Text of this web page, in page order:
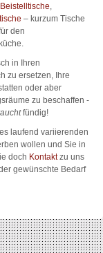
Beistelltische,
– kurzum Tische
den
in Ihren
zu ersetzen, Ihre
oder aber
zu beschaffen -
fündig!
laufend variierenden
wollen und Sie in
doch Kontaktzu uns
gewünschte Bedarf